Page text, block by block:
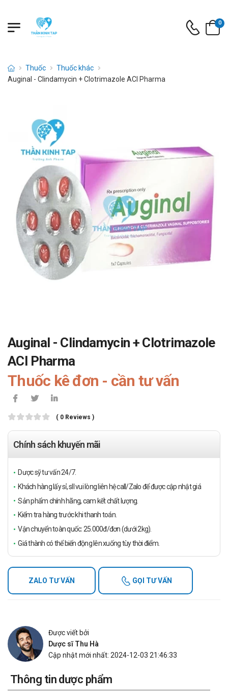
0
Thuốc
Thuốc khác
Auginal - Clindamycin + Clotrimazole ACI Pharma
Auginal - Clindamycin + Clotrimazole
ACI Pharma
Thuốc kê đơn - cần tư vấn
( 0 Reviews )
Chính sách khuyến mãi
Dược sỹ tư vấn 24/7.
Khách hàng lấy sỉ, sll vui lòng liên hệ call/Zalo để được cập nhật giá
Sản phẩm chính hãng, cam kết chất lượng.
Kiểm tra hàng trước khi thanh toán.
Vận chuyển toàn quốc: 25.000đ/đơn (dưới 2kg).
Giá thành có thể biến động lên xuống tùy thời điểm.
ZALO TƯ VẤN GỌI TƯ VẤN
Được viết bởi
Dược sĩ Thu Hà
Cập nhật mới nhất: 2024-12-03 21:46:33
Thông tin dược phẩm